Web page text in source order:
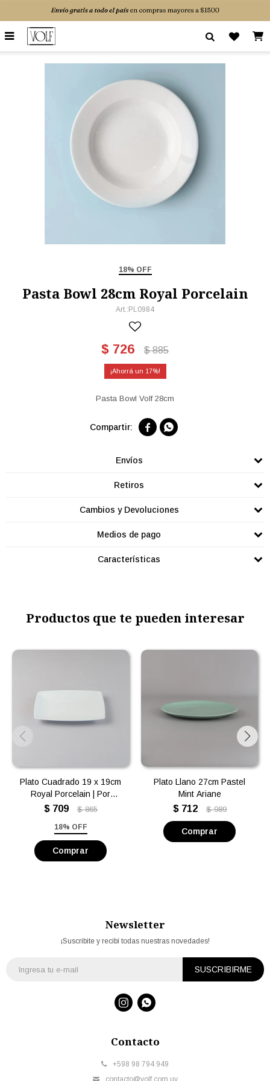

18% OFF
Pasta Bowl 28cm Royal Porcelain
PL0984
$ 726 $ 885
17
Pasta Bowl Volf 28cm
 
Envíos
Retiros
Cambios y Devoluciones
Medios de pago
Características
Productos que te pueden interesar
Plato Cuadrado 19 x 19cm
Royal Porcelain | Por
Unidad
$ 709 $ 865
18% OFF
Plato Llano 27cm Pastel
Mint Ariane
$ 712 $ 989
Contacto
+598 98 794 949
contacto@volf.com.uy
Newsletter
¡Suscribite y recibí todas nuestras novedades!
SUSCRIBIRME
 